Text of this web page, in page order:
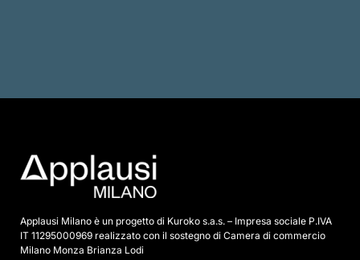
u
Applausi Milano è un progetto di Kuroko s.a.s. – Impresa sociale P.IVA
IT 11295000969 realizzato con il sostegno di Camera di commercio
Milano Monza Brianza Lodi